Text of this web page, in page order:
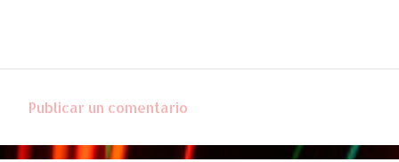
o
Publicar un comentario